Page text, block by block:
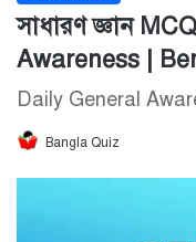
সাধারণ জ্ঞান
Awareness |
Daily General
Bangla Quiz